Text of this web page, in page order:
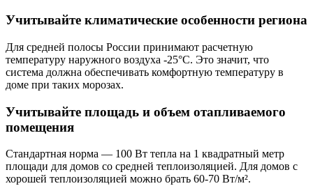
Учитывайте климатические особенности региона
Для средней полосы России принимают расчетную
температуру наружного воздуха -25°C. Это значит, что
система должна обеспечивать комфортную температуру в
доме при таких морозах.
Учитывайте площадь и объем отапливаемого
помещения
Стандартная норма — 100 Вт тепла на 1 квадратный метр
площади для домов со средней теплоизоляцией. Для домов с
хорошей теплоизоляцией можно брать 60-70 Вт/м².